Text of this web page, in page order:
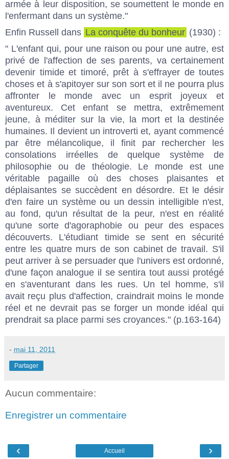
armée à leur disposition, se soumettent le monde en
l'enfermant dans un système."
Enfin Russell dans La conquête du bonheur (1930) :
" L'enfant qui, pour une raison ou pour une autre, est
privé de l'affection de ses parents, va certainement
devenir timide et timoré, prêt à s'effrayer de toutes
choses et à s'apitoyer sur son sort et il ne pourra plus
affronter le monde avec un esprit joyeux et
aventureux. Cet enfant se mettra, extrêmement
jeune, à méditer sur la vie, la mort et la destinée
humaines. Il devient un introverti et, ayant commencé
par être mélancolique, il finit par rechercher les
consolations irréelles de quelque système de
philosophie ou de théologie. Le monde est une
véritable pagaille où des choses plaisantes et
déplaisantes se succèdent en désordre. Et le désir
d'en faire un système ou un dessin intelligible n'est,
au fond, qu'un résultat de la peur, n'est en réalité
qu'une sorte d'agoraphobie ou peur des espaces
découverts. L'étudiant timide se sent en sécurité
entre les quatre murs de son cabinet de travail. S'il
peut arriver à se persuader que l'univers est ordonné,
d'une façon analogue il se sentira tout aussi protégé
en s'aventurant dans les rues. Un tel homme, s'il
avait reçu plus d'affection, craindrait moins le monde
réel et ne devrait pas se forger un monde idéal qui
prendrait sa place parmi ses croyances." (p.163-164)
- mai 11, 2011
Partager
Aucun commentaire:
Enregistrer un commentaire
‹ ›
Accueil